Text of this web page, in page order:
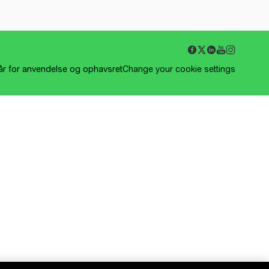
for anvendelse og ophavsretChange your cookie settings